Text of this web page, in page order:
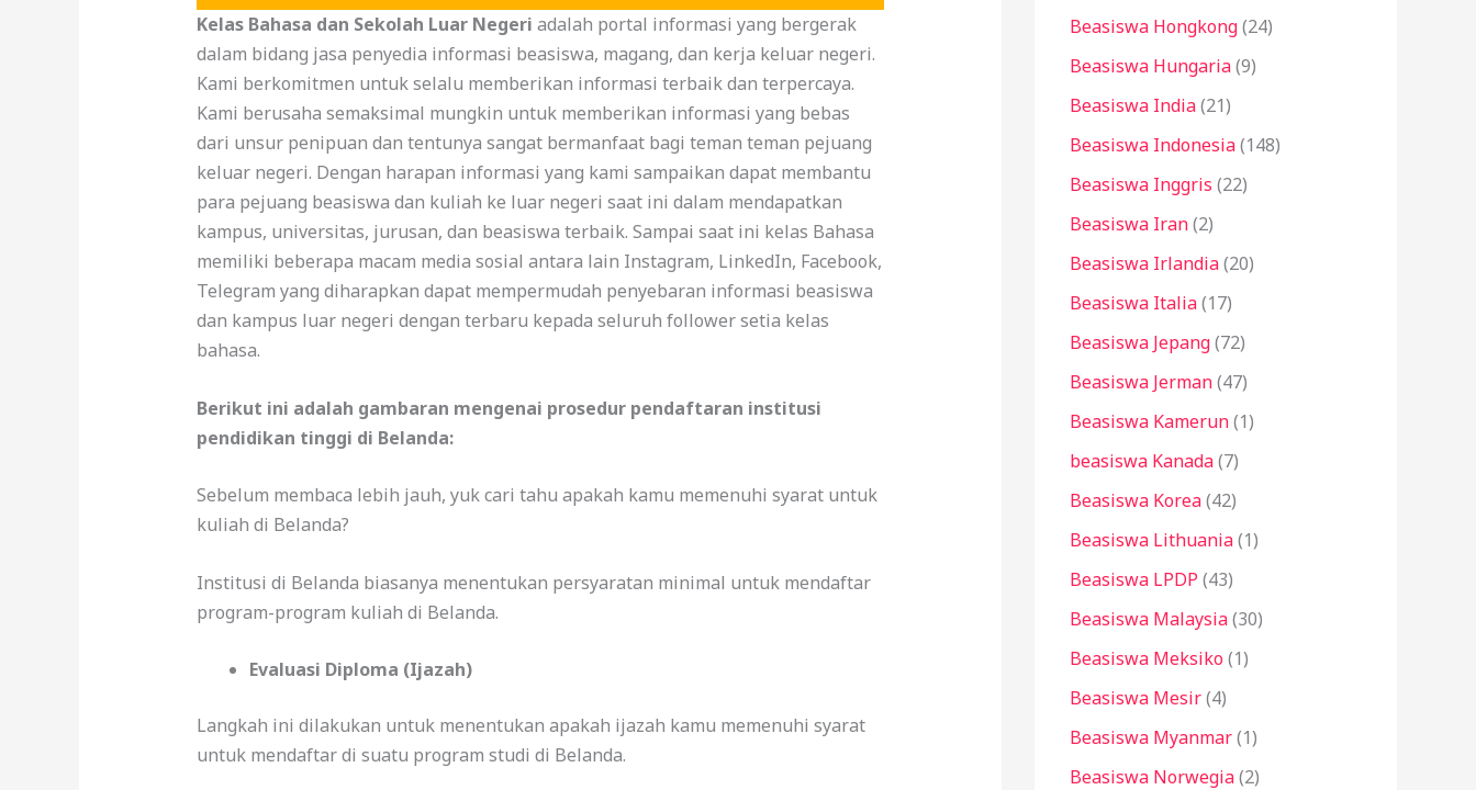
Kelas Bahasa dan Sekolah Luar Negeri adalah portal informasi yang bergerak
dalam bidang jasa penyedia informasi beasiswa, magang, dan kerja keluar negeri.
Kami berkomitmen untuk selalu memberikan informasi terbaik dan terpercaya.
Kami berusaha semaksimal mungkin untuk memberikan informasi yang bebas
dari unsur penipuan dan tentunya sangat bermanfaat bagi teman teman pejuang
keluar negeri. Dengan harapan informasi yang kami sampaikan dapat membantu
para pejuang beasiswa dan kuliah ke luar negeri saat ini dalam mendapatkan
kampus, universitas, jurusan, dan beasiswa terbaik. Sampai saat ini kelas Bahasa
memiliki beberapa macam media sosial antara lain Instagram, LinkedIn, Facebook,
Telegram yang diharapkan dapat mempermudah penyebaran informasi beasiswa
dan kampus luar negeri dengan terbaru kepada seluruh follower setia kelas
bahasa.
Berikut ini adalah gambaran mengenai prosedur pendaftaran institusi
pendidikan tinggi di Belanda:
Sebelum membaca lebih jauh, yuk cari tahu apakah kamu memenuhi syarat untuk
kuliah di Belanda?
Institusi di Belanda biasanya menentukan persyaratan minimal untuk mendaftar
program-program kuliah di Belanda.
Evaluasi Diploma (Ijazah)
Langkah ini dilakukan untuk menentukan apakah ijazah kamu memenuhi syarat
untuk mendaftar di suatu program studi di Belanda.
Beasiswa Hongkong(24)
Beasiswa Hungaria(9)
Beasiswa India(21)
Beasiswa Indonesia(148)
Beasiswa Inggris (22)
Beasiswa Iran(2)
Beasiswa Irlandia(20)
Beasiswa Italia(17)
Beasiswa Jepang(72)
Beasiswa Jerman(47)
Beasiswa Kamerun(1)
beasiswa Kanada(7)
Beasiswa Korea(42)
Beasiswa Lithuania(1)
Beasiswa LPDP (43)
Beasiswa Malaysia(30)
Beasiswa Meksiko(1)
Beasiswa Mesir(4)
Beasiswa Myanmar(1)
Beasiswa Norwegia(2)